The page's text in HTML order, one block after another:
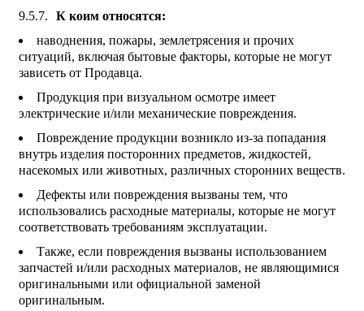
К коим относятся:
наводнения, пожары, землетрясения и прочих
ситуаций, включая бытовые факторы, которые не могут
зависеть от Продавца.
Продукция при визуальном осмотре имеет
электрические и/или механические повреждения.
Повреждение продукции возникло из-за попадания
внутрь изделия посторонних предметов, жидкостей,
насекомых или животных, различных сторонних веществ.
Дефекты или повреждения вызваны тем, что
использовались расходные материалы, которые не могут
соответствовать требованиям эксплуатации.
Также, если повреждения вызваны использованием
запчастей и/или расходных материалов, не являющимися
оригинальными или официальной заменой
оригинальным.